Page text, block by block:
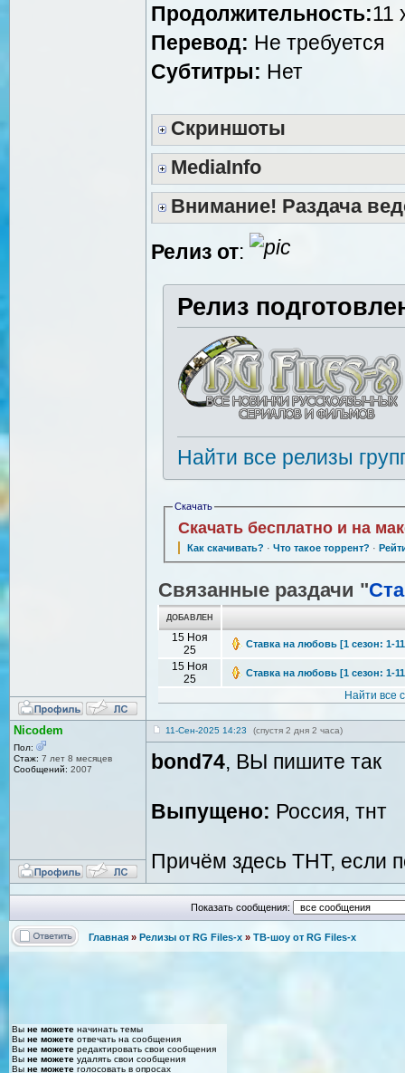
Продолжительность:11
Перевод: Не требуется
Субтитры: Нет
Скриншоты
MediaInfo
Внимание! Раздача
Релиз от:
Релиз
Найти все релизы
Скачать
Скачать бесплатно и на
Как скачивать? · Что такое торрент? ·
Связанные раздачи "
ДОБАВЛЕН
15 Ноя
25
Ставка на любовь [1 сезон: 1-
15 Ноя
25
Ставка на любовь [1 сезон: 1-
Найти все
Nicodem
Пол:
Стаж: 7 лет 8 месяцев
Сообщений: 2007
11-Сен-2025 14:23 (спустя 2 дня 2 часа)
bond74, ВЫ пишите так
Выпущено: Россия, тнт
Причём здесь ТНТ, если
Показать сообщения:
Главная » Релизы от RG Files-x » ТВ-шоу от RG Files-x
Вы не можете начинать темы
Вы не можете отвечать на сообщения
Вы не можете редактировать свои сообщения
Вы не можете удалять свои сообщения
Вы не можете голосовать в опросах